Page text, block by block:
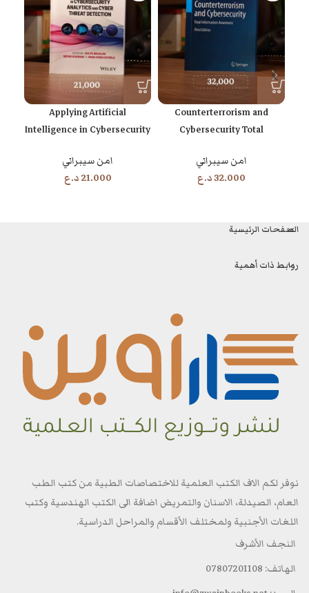
Counterterrorism and
Cybersecurity Total
Third Edition
امن سيبراني
32.000د.ع
Applying Artificial
Intelligence in Cybersecurity
Detection
امن سيبراني
21.000د.ع
الصفحات الرئيسية
روابط ذات أهمية
نوفر لكم الاف الكتب العلمية للاختصاصات الطبية من كتب الطب
العام، الصيدلة، الاسنان والتمريض اضافة الى الكتب الهندسية وكتب
اللغات الأجنبية ولمختلف الأقسام والمراحل الدراسية.
النجف الأشرف
الهاتف: 07807201108